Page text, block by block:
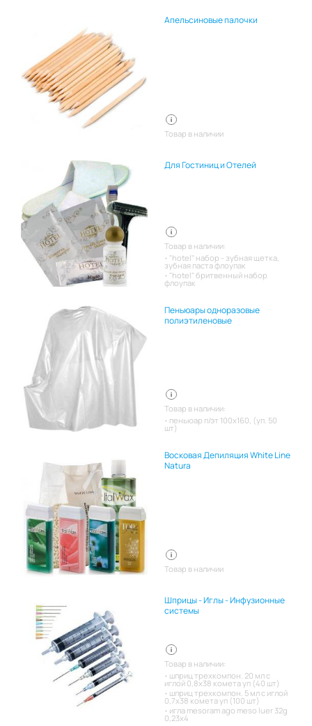
Апельсиновые палочки
Товар в наличии
Для Гостиниц и Отелей
Товар в наличии:
"hotel" набор - зубная щетка,
зубная паста флоупак
"hotel" бритвенный набор
флоупак
Пеньюары одноразовые
полиэтиленовые
Товар в наличии:
пеньюар п/эт 100х160, (уп. 50
шт)
Восковая Депиляция White Line
Natura
Товар в наличии
Шприцы - Иглы - Инфузионные
системы
Товар в наличии:
шприц трехкомпон. 20 мл с
иглой 0,8х38 комета уп (40 шт)
шприц трехкомпон. 5 мл с иглой
0,7х38 комета уп (100 шт)
игла mesoram ago meso luer 32g
0,23x4